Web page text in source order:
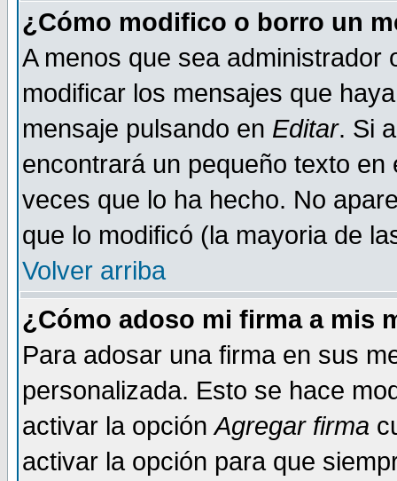
¿Cómo modifico o borro un
A menos que sea administrador
modificar los mensajes que
mensaje pulsando en Editar. Si
encontrará un pequeño texto
veces que lo ha hecho. No
que lo modificó (la mayoria de
Volver arriba
¿Cómo adoso mi firma a mis
Para adosar una firma en sus
personalizada. Esto se hace
activar la opciónAgregar firma
activar la opción para que